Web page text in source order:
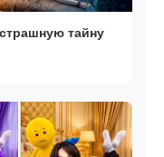
тайну